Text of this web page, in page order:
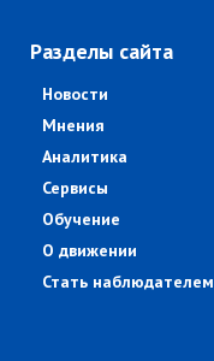
Разделы сайта
Новости
Мнения
Аналитика
Сервисы
Обучение
О движении
Стать наблюдателем